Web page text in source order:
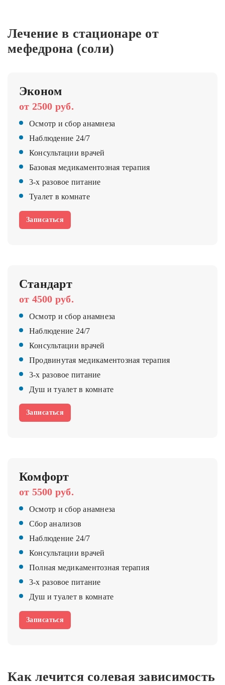
Лечение в стационаре от
мефедрона (соли)
Эконом
от 2500 руб.
Осмотр и сбор анамнеза
Наблюдение 24/7
Консультации врачей
Базовая медикаментозная терапия
3-х разовое питание
Туалет в комнате
Записаться
Стандарт
от 4500 руб.
Осмотр и сбор анамнеза
Наблюдение 24/7
Консультации врачей
Продвинутая медикаментозная терапия
3-х разовое питание
Душ и туалет в комнате
Записаться
Комфорт
от 5500 руб.
Осмотр и сбор анамнеза
Сбор анализов
Наблюдение 24/7
Консультации врачей
Полная медикаментозная терапия
3-х разовое питание
Душ и туалет в комнате
Записаться
Как лечится солевая зависимость